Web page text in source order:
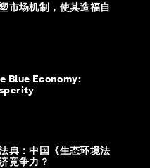
市场机制，使其造福自
Blue Economy:
典：中国《生态环境法
竞争力？